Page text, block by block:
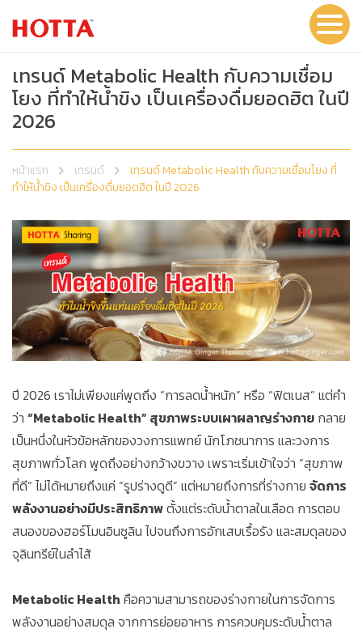
เทรนด์ Metabolic Health กับความเชื่อม
โยง ที่ทำให้น้ำขิง เป็นเครื่องดื่มยอดฮิต ในปี
2026
หน้าแรก เทรนด์
เทรนด์ Metabolic Health กับความเชื่อมโยง ที่
ทำให้น้ำขิง เป็นเครื่องดื่มยอดฮิต ในปี 2026
ปี 2026 เราไม่เพียงแค่พูดถึง “การลดน้ำหนัก” หรือ “ฟิตเนส” แต่คำ
ว่า “Metabolic Health” สุขภาพระบบเผาผลาญร่างกาย กลาย
เป็นหนึ่งในหัวข้อหลักของวงการแพทย์ นักโภชนาการ และวงการ
สุขภาพทั่วโลก พูดถึงอย่างกว้างขวาง เพราะเริ่มเข้าใจว่า “สุขภาพ
ที่ดี” ไม่ได้หมายถึงแค่ “รูปร่างดูดี” แต่หมายถึงการที่ร่างกาย จัดการ
พลังงานอย่างมีประสิทธิภาพตั้งแต่ระดับน้ำตาลในเลือด การตอบ
สนองของฮอร์โมนอินซูลิน ไปจนถึงการอักเสบเรื้อรัง และสมดุลของ
จุลินทรีย์ในลำไส้
Metabolic Health คือความสามารถของร่างกายในการจัดการ
พลังงานอย่างสมดุล จากการย่อยอาหาร การควบคุมระดับน้ำตาล